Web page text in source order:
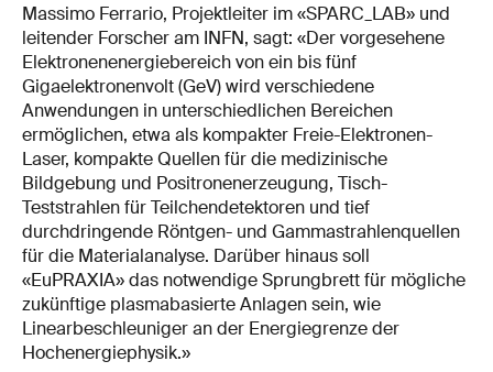
Massimo Ferrario, Projektleiter im «SPARC_LAB» und
leitender Forscher am INFN, sagt: «Der vorgesehene
Elektronenenergiebereich von ein bis fünf
Gigaelektronenvolt (GeV) wird verschiedene
Anwendungen in unterschiedlichen Bereichen
ermöglichen, etwa als kompakter Freie-Elektronen-
Laser, kompakte Quellen für die medizinische
Bildgebung und Positronenerzeugung, Tisch-
Teststrahlen für Teilchendetektoren und tief
durchdringende Röntgen- und Gammastrahlenquellen
für die Materialanalyse. Darüber hinaus soll
«EuPRAXIA» das notwendige Sprungbrett für mögliche
zukünftige plasmabasierte Anlagen sein, wie
Linearbeschleuniger an der Energiegrenze der
Hochenergiephysik.»